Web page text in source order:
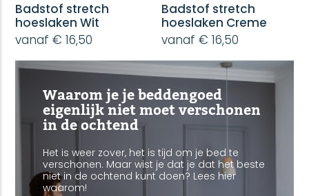
Badstof stretch
hoeslaken Wit
vanaf € 16,50
Badstof stretch
hoeslaken Creme
vanaf € 16,50
Waarom je je beddengoed
eigenlijk niet moet verschonen
in de ochtend
Het is weer zover, het is tijd om je bed te
verschonen. Maar wist je dat je dat het beste
niet in de ochtend kunt doen? Lees hier
waarom!